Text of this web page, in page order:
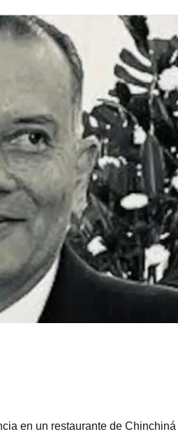
en un restaurante de Chinchiná